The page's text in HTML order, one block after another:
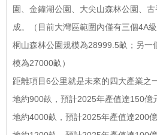
園、金鐘湖公園、大尖山森林公園、
成。（目前大灣區範圍內僅有三個4A
桐山森林公園規模為28999.5畝；另一
模為27000畝）
距離項目6公里就是未來的四大產業
地約900畝，預計2025年產值達150億
地約4000畝，預計2025年產值達200